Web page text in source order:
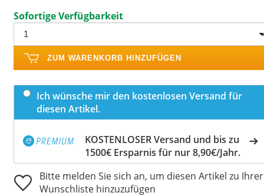
Sofortige Verfügbarkeit
ZUM WARENKORB HINZUFÜGEN
Ich wünsche mir den kostenlosen Versand für
diesen Artikel.
KOSTENLOSER Versand und bis zu
1500€ Ersparnis für nur 8,90€/Jahr.
Bitte melden Sie sich an, um diesen Artikel zu Ihrer
Wunschliste hinzuzufügen